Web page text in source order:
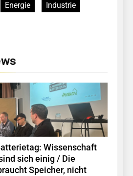
Energie
Industrie
Wissenschaft
sich einig / Die
Speicher, nicht